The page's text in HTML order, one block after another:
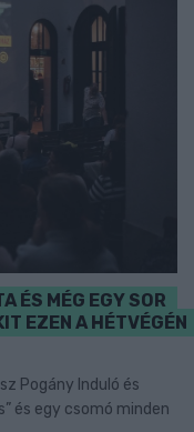
ÉS MÉG EGY SOR
EZEN A HÉTVÉGÉN
Pogány Induló és
és egy csomó minden